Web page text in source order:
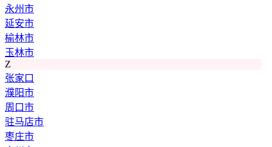
永州市
延安市
榆林市
玉林市
Z
张家口
濮阳市
周口市
驻马店市
枣庄市